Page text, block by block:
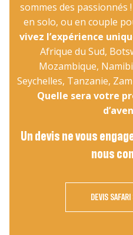
sommes des passionnés
en solo, ou en couple
vivez l’expérience
Afrique du Sud,
Mozambique,
Seychelles, Tanzanie,
Quelle sera votre
Un devis ne vous
nous
DEVIS